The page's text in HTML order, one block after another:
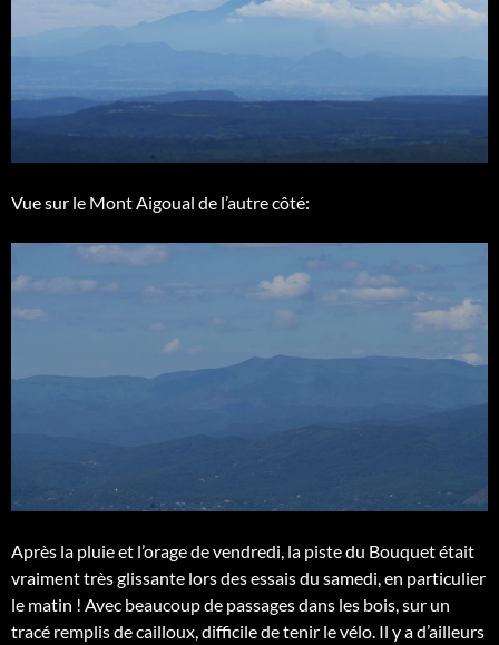
Vue sur le Mont Aigoual de l’autre côté:
Après la pluie et l’orage de vendredi, la piste du Bouquet était
vraiment très glissante lors des essais du samedi, en particulier
le matin ! Avec beaucoup de passages dans les bois, sur un
tracé remplis de cailloux, difficile de tenir le vélo. Il y a d’ailleurs